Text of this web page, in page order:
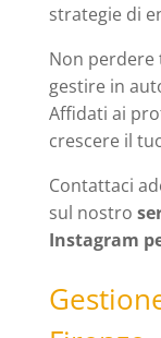
strategie di
Non
gestire in
Affidati ai
crescere il
Contattaci
sul nostro
Instagram